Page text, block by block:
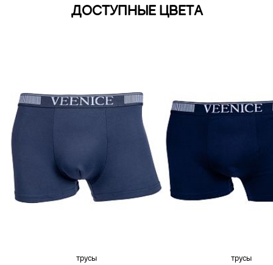
ДОСТУПНЫЕ ЦВЕТА
трусы
трусы